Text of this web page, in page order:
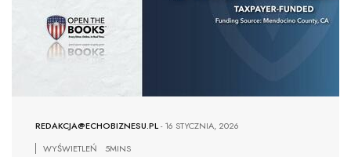
REDAKCJA@ECHOBIZNESU.PL-16 STYCZNIA, 2026
WYŚWIETLEŃ
5MINS